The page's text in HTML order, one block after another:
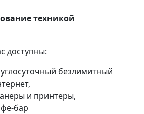
техникой
доступны:
безлимитный
и принтеры,
бар